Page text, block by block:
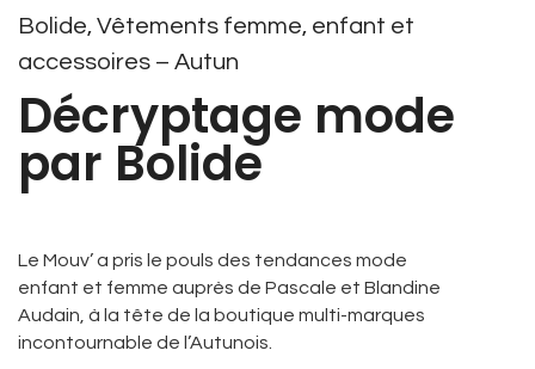
Bolide, Vêtements femme, enfant et
accessoires – Autun
Décryptage mode
par Bolide
Le Mouv’ a pris le pouls des tendances mode
enfant et femme auprès de Pascale et Blandine
Audain, à la tête de la boutique multi-marques
incontournable de l’Autunois.